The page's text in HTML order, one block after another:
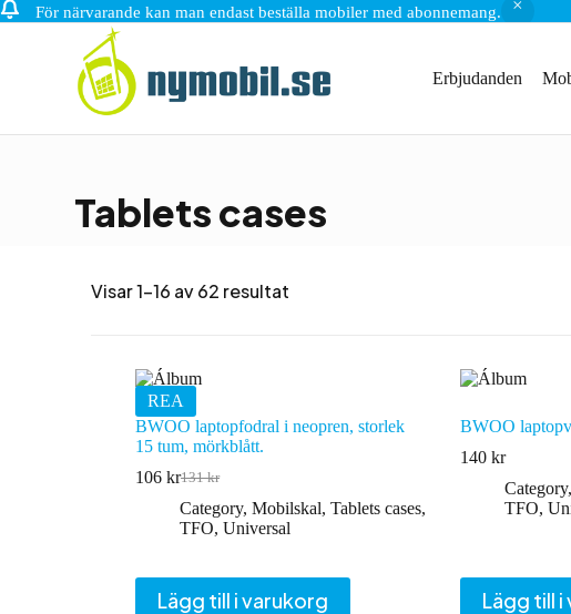
För närvarande kan man endast beställa mobiler med abonnemang.
Erbjudanden
Tablets cases
Visar 1–16 av 62 resultat
REA
BWOO laptopfodral i neopren, storlek
15 tum, mörkblått.
131kr
Det
ursprungliga
priset
106 krDet
nuvarande
priset
Category, Mobilskal, Tablets cases,
TFO, Universal
Lägg till i varukorg
BWOO
140 kr
Category,
TFO,
Lägg till